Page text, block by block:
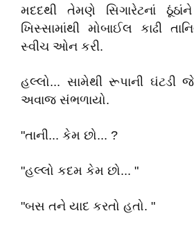
મદદથી તેમણે સિગારેટનાં
ખિસ્સામાંથી મોબાઈલ કાઢી
સ્વીચ ઓન કરી.
હલ્લો... સામેથી રૂપાની ઘંટડી
અવાજ સંભળાયો.
"તાની... કેમ છો... ?
"હલ્લો કદમ કેમ છો... "
"બસ તને યાદ કરતો હતો. "